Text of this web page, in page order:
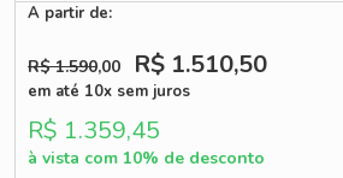
A partir de:
R$ 1.590,00 R$ 1.510,50
em até 10x sem juros
R$ 1.359,45
à vista com 10% de desconto